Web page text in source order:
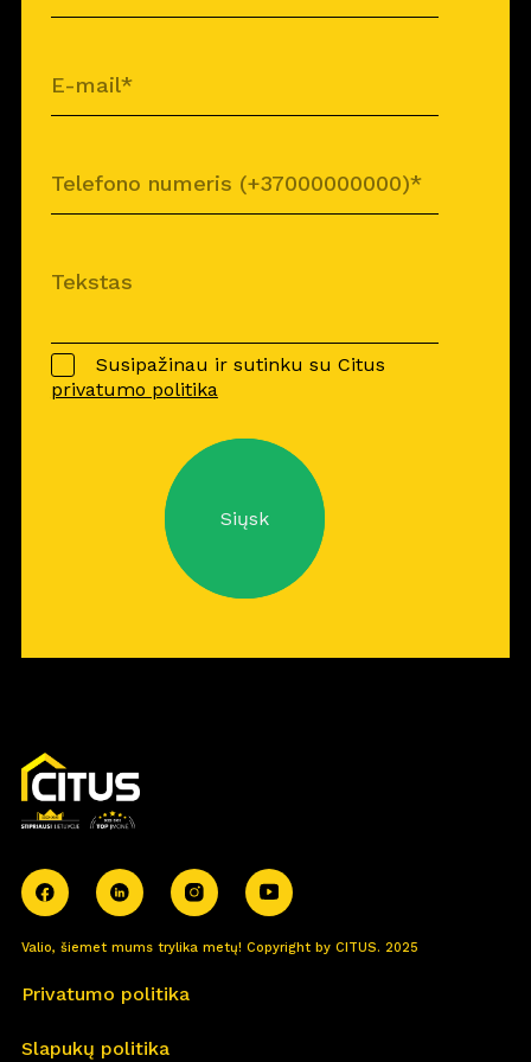
Susipažinau ir sutinku su Citus
privatumo politika
Siųsk
Valio, šiemet mums trylika metų! Copyright by CITUS. 2025
Privatumo politika
Slapukų politika